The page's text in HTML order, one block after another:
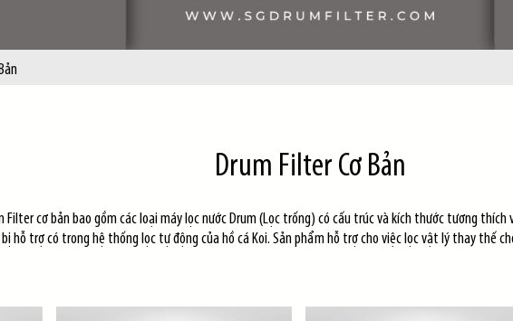
Drum Filter Cơ Bản
Filter cơ bản bao gồm các loại máy lọc nước Drum (Lọc trống) có cấu trúc và kích thước tương
bị hỗ trợ có trong hệ thống lọc tự động của hồ cá Koi. Sản phẩm hỗ trợ cho việc lọc vật lý thay thế